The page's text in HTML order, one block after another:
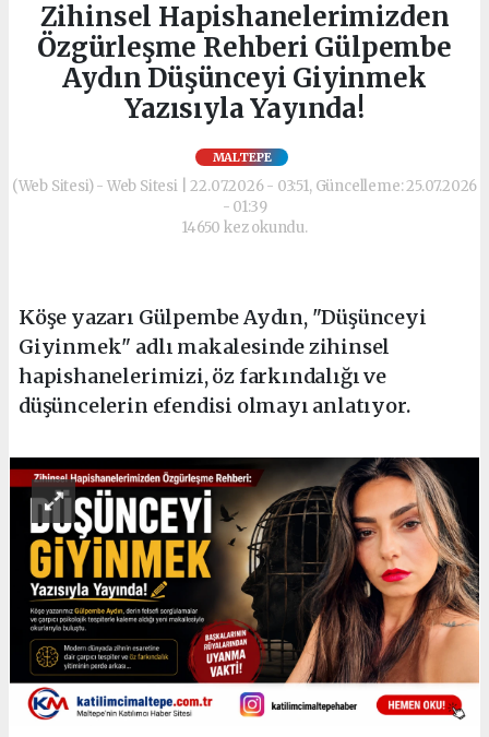
Zihinsel Hapishanelerimizden
Özgürleşme Rehberi Gülpembe
Aydın Düşünceyi Giyinmek
Yazısıyla Yayında!
MALTEPE
(Web Sitesi) - Web Sitesi | 22.07.2026 - 03:51, Güncelleme: 25.07.2026
- 01:39
14650 kez okundu.
Köşe yazarı Gülpembe Aydın, "Düşünceyi
Giyinmek" adlı makalesinde zihinsel
hapishanelerimizi, öz farkındalığı ve
düşüncelerin efendisi olmayı anlatıyor.